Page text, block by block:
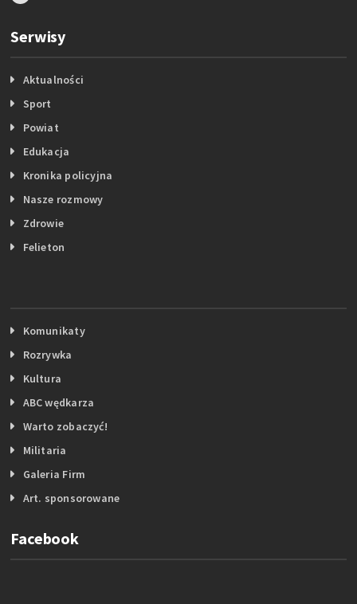
Serwisy
Aktualności
Sport
Powiat
Edukacja
Kronika policyjna
Nasze rozmowy
Zdrowie
Felieton
Komunikaty
Rozrywka
Kultura
ABC wędkarza
Warto zobaczyć!
Militaria
Galeria Firm
Art. sponsorowane
Facebook